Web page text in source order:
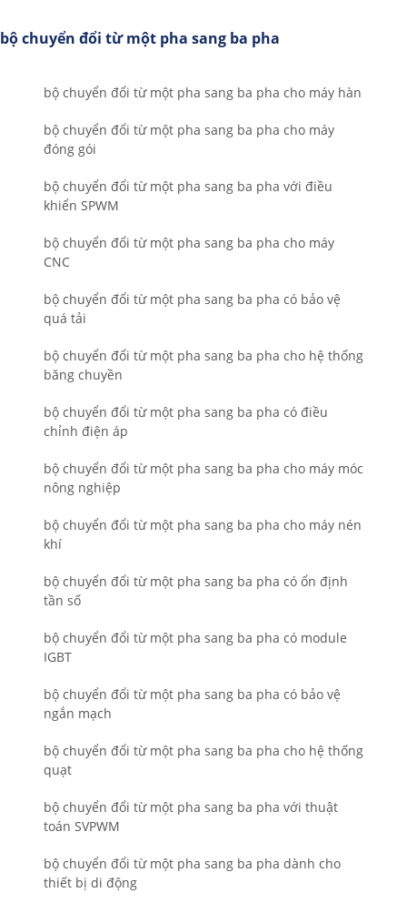
bộ chuyển đổi từ một pha sang ba pha
bộ chuyển đổi từ một pha sang ba pha cho máy hàn
bộ chuyển đổi từ một pha sang ba pha cho máy
đóng gói
bộ chuyển đổi từ một pha sang ba pha với điều
khiển SPWM
bộ chuyển đổi từ một pha sang ba pha cho máy
CNC
bộ chuyển đổi từ một pha sang ba pha có bảo vệ
quá tải
bộ chuyển đổi từ một pha sang ba pha cho hệ thống
băng chuyền
bộ chuyển đổi từ một pha sang ba pha có điều
chỉnh điện áp
bộ chuyển đổi từ một pha sang ba pha cho máy móc
nông nghiệp
bộ chuyển đổi từ một pha sang ba pha cho máy nén
khí
bộ chuyển đổi từ một pha sang ba pha có ổn định
tần số
bộ chuyển đổi từ một pha sang ba pha có module
IGBT
bộ chuyển đổi từ một pha sang ba pha có bảo vệ
ngắn mạch
bộ chuyển đổi từ một pha sang ba pha cho hệ thống
quạt
bộ chuyển đổi từ một pha sang ba pha với thuật
toán SVPWM
bộ chuyển đổi từ một pha sang ba pha dành cho
thiết bị di động